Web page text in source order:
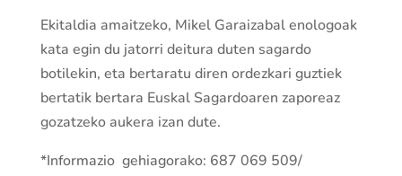
Ekitaldia amaitzeko, Mikel Garaizabal enologoak
kata egin du jatorri deitura duten sagardo
botilekin, eta bertaratu diren ordezkari guztiek
bertatik bertara Euskal Sagardoaren zaporeaz
gozatzeko aukera izan dute.
*Informazio gehiagorako: 687 069 509/